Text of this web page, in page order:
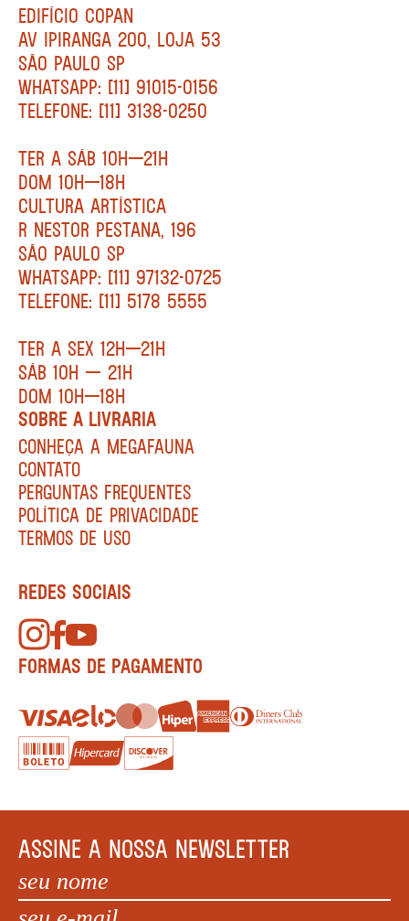
EDIFÍCIO COPAN
AV IPIRANGA 200, LOJA 53
SÃO PAULO SP
WHATSAPP: [11] 91015-0156
TELEFONE: [11] 3138-0250
TER A SÁB 10H—21H
DOM 10H—18H
CULTURA ARTÍSTICA
R NESTOR PESTANA, 196
SÃO PAULO SP
WHATSAPP: [11] 97132-0725
TELEFONE: [11] 5178 5555
TER A SEX 12H—21H
SÁB 10H — 21H
DOM 10H—18H
SOBRE A LIVRARIA
CONHEÇA A MEGAFAUNA
CONTATO
PERGUNTAS FREQUENTES
POLÍTICA DE PRIVACIDADE
TERMOS DE USO
REDES SOCIAIS
FORMAS DE PAGAMENTO
ASSINE A NOSSA NEWSLETTER